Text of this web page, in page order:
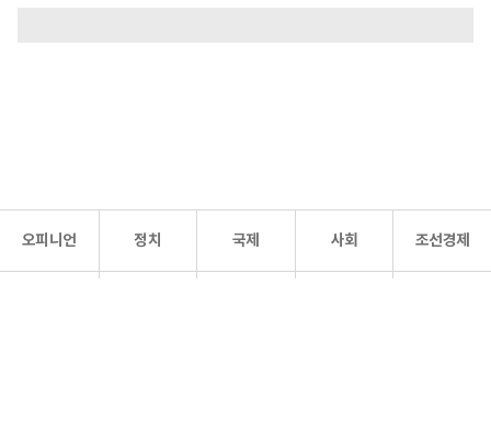
오피니언 정치 국제 사회 조선경제